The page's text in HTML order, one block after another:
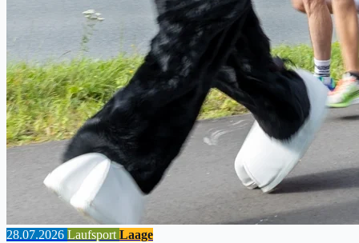
28.07.2026 Laufsport Laage